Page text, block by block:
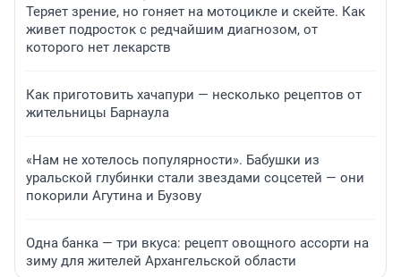
Теряет зрение, но гоняет на мотоцикле и скейте. Как
живет подросток с редчайшим диагнозом, от
которого нет лекарств
Как приготовить хачапури — несколько рецептов от
жительницы Барнаула
«Нам не хотелось популярности». Бабушки из
уральской глубинки стали звездами соцсетей — они
покорили Агутина и Бузову
Одна банка — три вкуса: рецепт овощного ассорти на
зиму для жителей Архангельской области